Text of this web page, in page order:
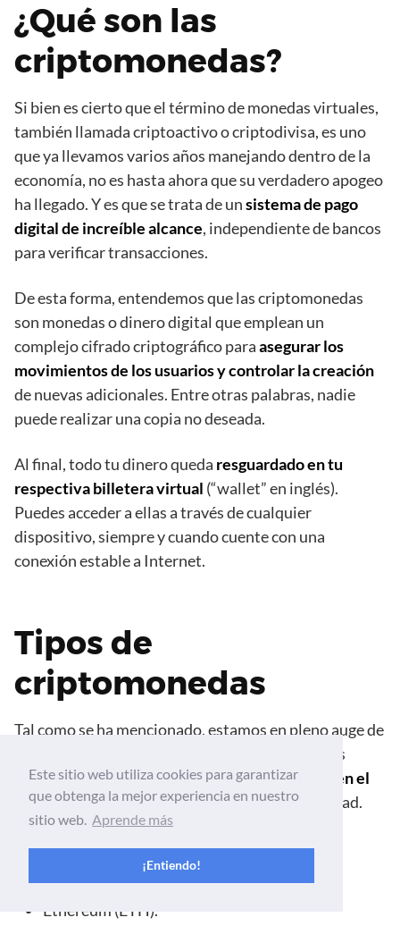
¿Qué son las
criptomonedas?
Si bien es cierto que el término de monedas virtuales,
también llamada criptoactivo o criptodivisa, es uno
que ya llevamos varios años manejando dentro de la
economía, no es hasta ahora que su verdadero apogeo
ha llegado. Y es que se trata de unsistema de pago
digital de increíble alcance, independiente de bancos
para verificar transacciones.
De esta forma, entendemos que las criptomonedas
son monedas o dinero digital que emplean un
complejo cifrado criptográfico paraasegurar los
movimientos de los usuarios y controlar la creación
de nuevas adicionales. Entre otras palabras, nadie
puede realizar una copia no deseada.
Al final, todo tu dinero queda resguardado en tu
respectiva billetera virtual (“wallet” en inglés).
Puedes acceder a ellas a través de cualquier
dispositivo, siempre y cuando cuente con una
conexión estable a Internet.
Tipos de
criptomonedas
Tal como se ha mencionado, estamos en pleno auge de
las monedas descentralizadas, por lo que podrás
encontrarnumerosos tipos de criptomonedas en el
mercado, cada uno con su distintiva funcionalidad.
Entre esas, están las siguientes:
Ethereum (ETH).
Este sitio web utiliza cookies para garantizar
que obtenga la mejor experiencia en nuestro
sitio web. Aprende más
¡Entiendo!